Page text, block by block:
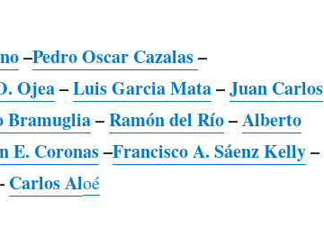
–Pedro Oscar Cazalas–
Ojea–Luis Garcia Mata–Juan Carlos
Bramuglia–Ramón del Río–Alberto
E. Coronas–Francisco A. Sáenz Kelly–
Carlos Aloé